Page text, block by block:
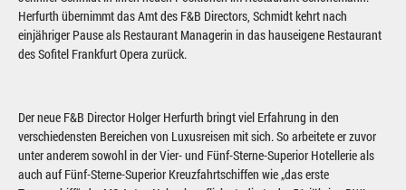
Herfurth übernimmt das Amt des F&B Directors, Schmidt kehrt nach
einjähriger Pause als Restaurant Managerin in das hauseigene Restaurant
des Sofitel Frankfurt Opera zurück.
Der neue F&B Director Holger Herfurth bringt viel Erfahrung in den
verschiedensten Bereichen von Luxusreisen mit sich. So arbeitete er zuvor
unter anderem sowohl in der Vier- und Fünf-Sterne-Superior Hotellerie als
auch auf Fünf-Sterne-Superior Kreuzfahrtschiffen wie „das erste